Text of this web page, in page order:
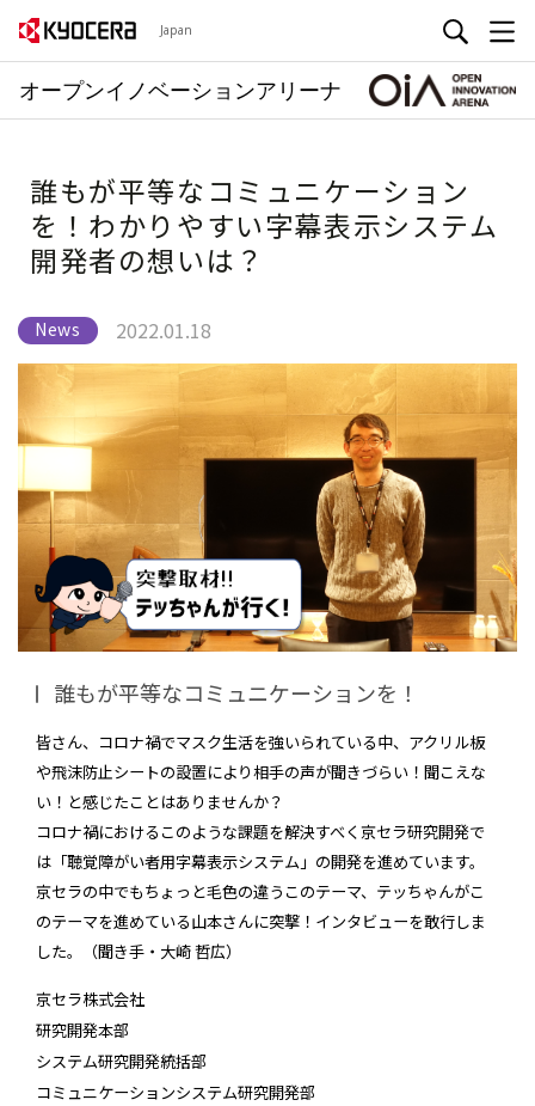
Japan
オープンイノベーションアリーナ
誰もが平等なコミュニケーション
を！わかりやすい字幕表示システム
開発者の想いは？
News 2022.01.18
誰もが平等なコミュニケーションを！
皆さん、コロナ禍でマスク生活を強いられている中、アクリル板
や飛沫防止シートの設置により相手の声が聞きづらい！聞こえな
い！と感じたことはありませんか？
コロナ禍におけるこのような課題を解決すべく京セラ研究開発で
は「聴覚障がい者用字幕表示システム」の開発を進めています。
京セラの中でもちょっと毛色の違うこのテーマ、テッちゃんがこ
のテーマを進めている山本さんに突撃！インタビューを敢行しま
した。（聞き手・大崎 哲広）
京セラ株式会社
研究開発本部
システム研究開発統括部
コミュニケーションシステム研究開発部